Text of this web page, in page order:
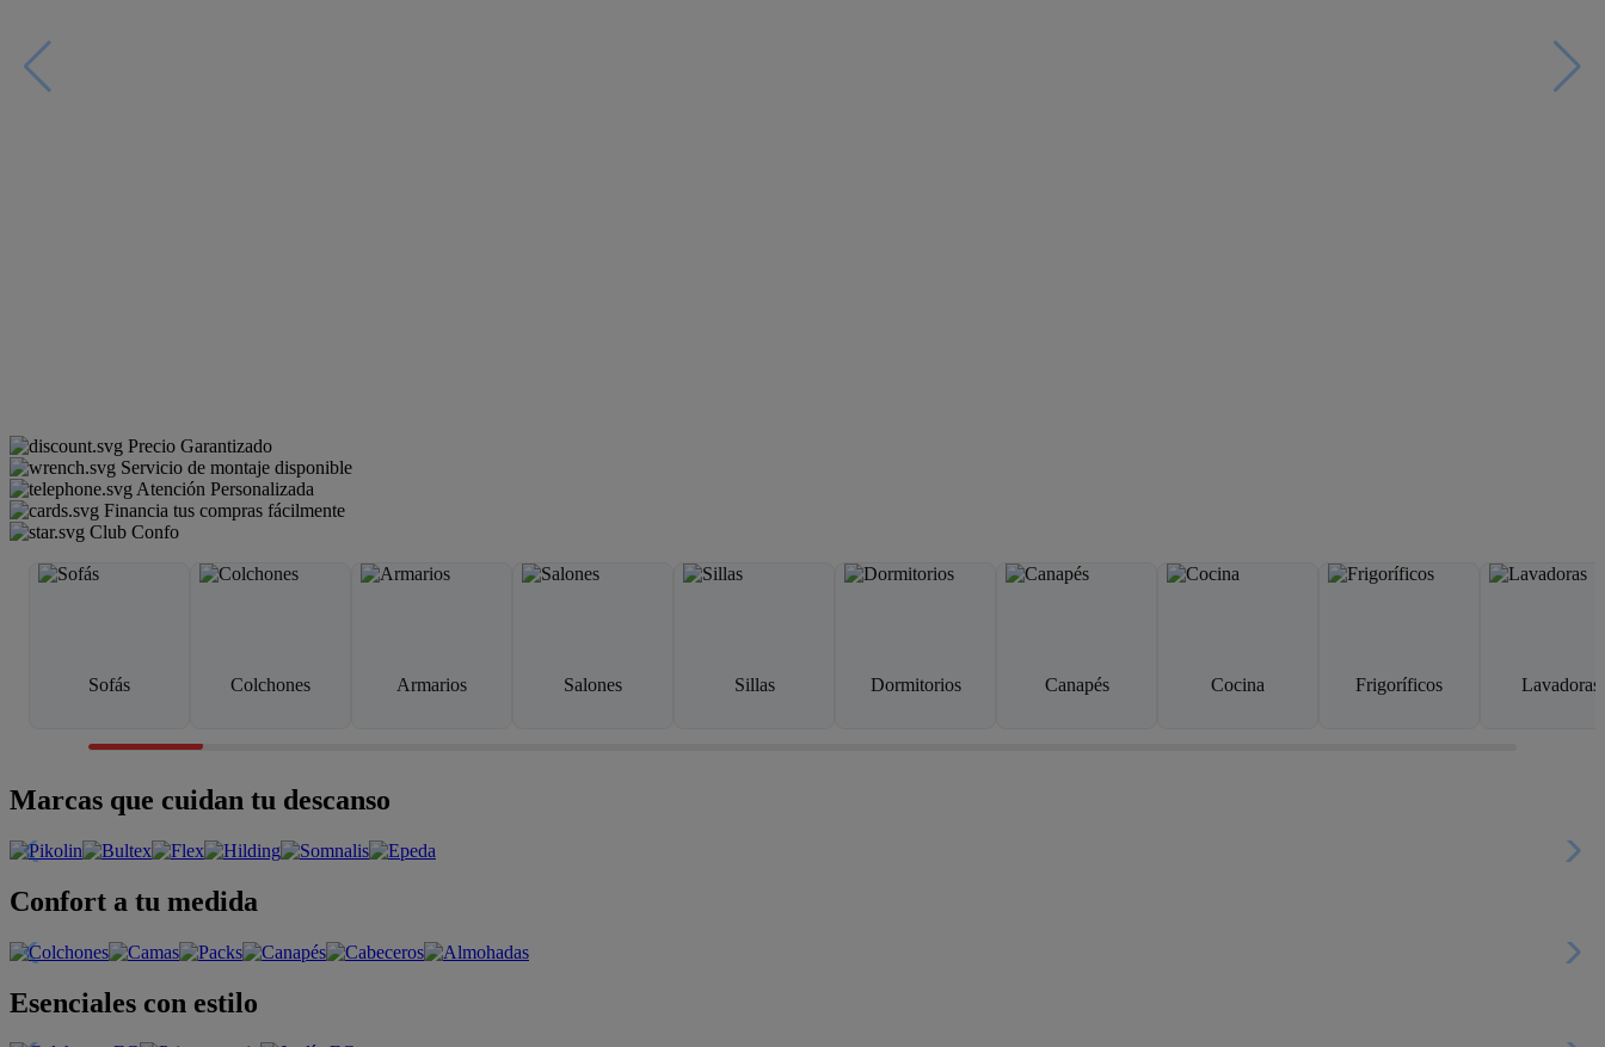
Precio Garantizado
Servicio de montaje disponible
Atención Personalizada
Financia tus compras fácilmente
Club Confo
Sofás Colchones Armarios Salones Sillas Dormitorios Canapés Cocina Frigoríficos Lavadoras
Marcas que cuidan tu descanso
Confort a tu medida
Esenciales con estilo